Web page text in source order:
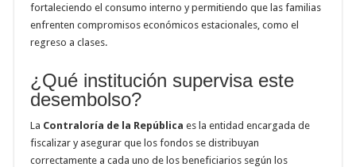
fortaleciendo el consumo interno y permitiendo que las familias
enfrenten compromisos económicos estacionales, como el
regreso a clases.
¿Qué institución supervisa este
desembolso?
La Contraloría de la República es la entidad encargada de
fiscalizar y asegurar que los fondos se distribuyan
correctamente a cada uno de los beneficiarios según los